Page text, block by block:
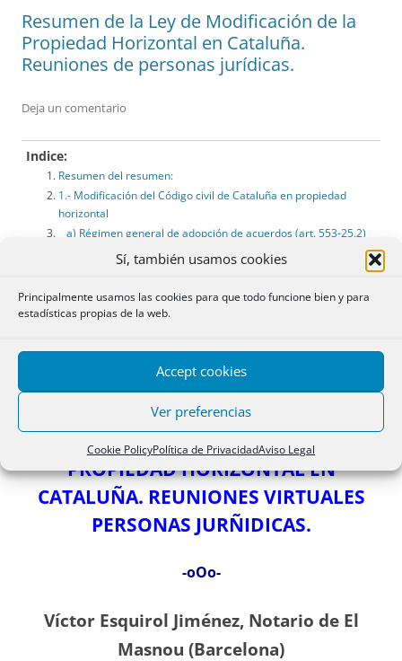
Sí, también usamos cookies
Principalmente usamos las cookies para que todo funcione bien y para
estadísticas propias de la web.
Accept cookies
Ver preferencias
Cookie PolicyPolítica de PrivacidadAviso Legal
Resumen de la Ley de Modificación de la
Propiedad Horizontal en Cataluña.
Reuniones de personas jurídicas.
Deja un comentario
Indice:
Resumen del resumen:
1.- Modificación del Código civil de Cataluña en propiedad
horizontal
a) Régimen general de adopción de acuerdos (art. 553-25.2)
b) Vinculación de los acuerdos (art. 553-30.4)
d) Elementos comunes de uso exclusivo (art. 553-43.3)
e) Conservación y mantenimiento de los elementos comunes
2.- Medidas aplicables a las personas jurídicas
DECRETO LEY DE MODIFICACIÓN DE LA
PROPIEDAD HORIZONTAL EN
CATALUÑA. REUNIONES VIRTUALES
PERSONAS JURÑIDICAS.
-oOo-
Víctor Esquirol Jiménez, Notario de El
Masnou (Barcelona)